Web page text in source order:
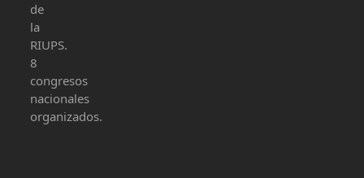
de
la
RIUPS.
8
congresos
nacionales
organizados.